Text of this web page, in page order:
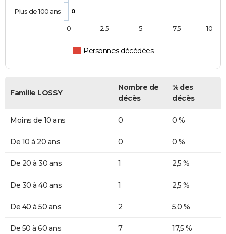
0
Personnes décédées
Plus de 100 ans
0 10
2,5 5 7,5
Famille LOSSY
Nombre de
décès
% des
décès
Moins de 10 ans 0 0 %
De 10 à 20 ans 0 0 %
De 20 à 30 ans 1 2,5 %
De 30 à 40 ans 1 2,5 %
De 40 à 50 ans 2 5,0 %
De 50 à 60 ans 7 17,5 %